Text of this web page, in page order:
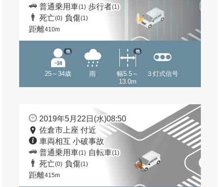
普通乗用車(1) 歩行者(1)
死亡(0) 負傷(1)
距離410m
25～34歳
他
雨
幅5.5～
13.0m
他
３灯式信号
2019年5月22日(水)08:50
佐倉市上座 付近
車両相互 小破事故
普通乗用車(1) 自転車(1)
死亡(0) 負傷(1)
距離415m